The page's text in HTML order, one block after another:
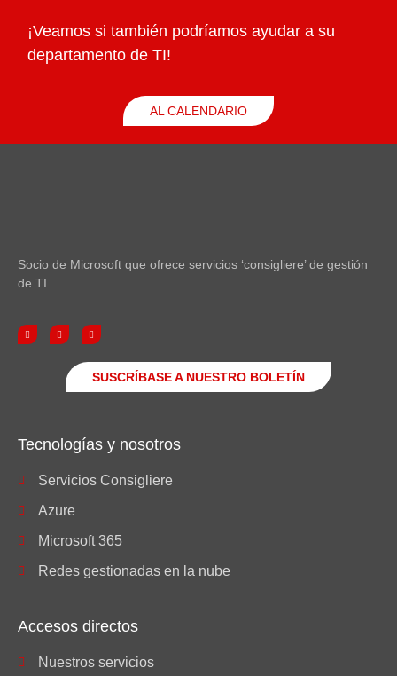
¡Veamos si también podríamos ayudar a su
departamento de TI!
AL CALENDARIO
Socio de Microsoft que ofrece servicios ‘consigliere’ de gestión
de TI.
SUSCRÍBASE A NUESTRO BOLETÍN
Tecnologías y nosotros
Servicios Consigliere
Azure
Microsoft 365
Redes gestionadas en la nube
Accesos directos
Nuestros servicios